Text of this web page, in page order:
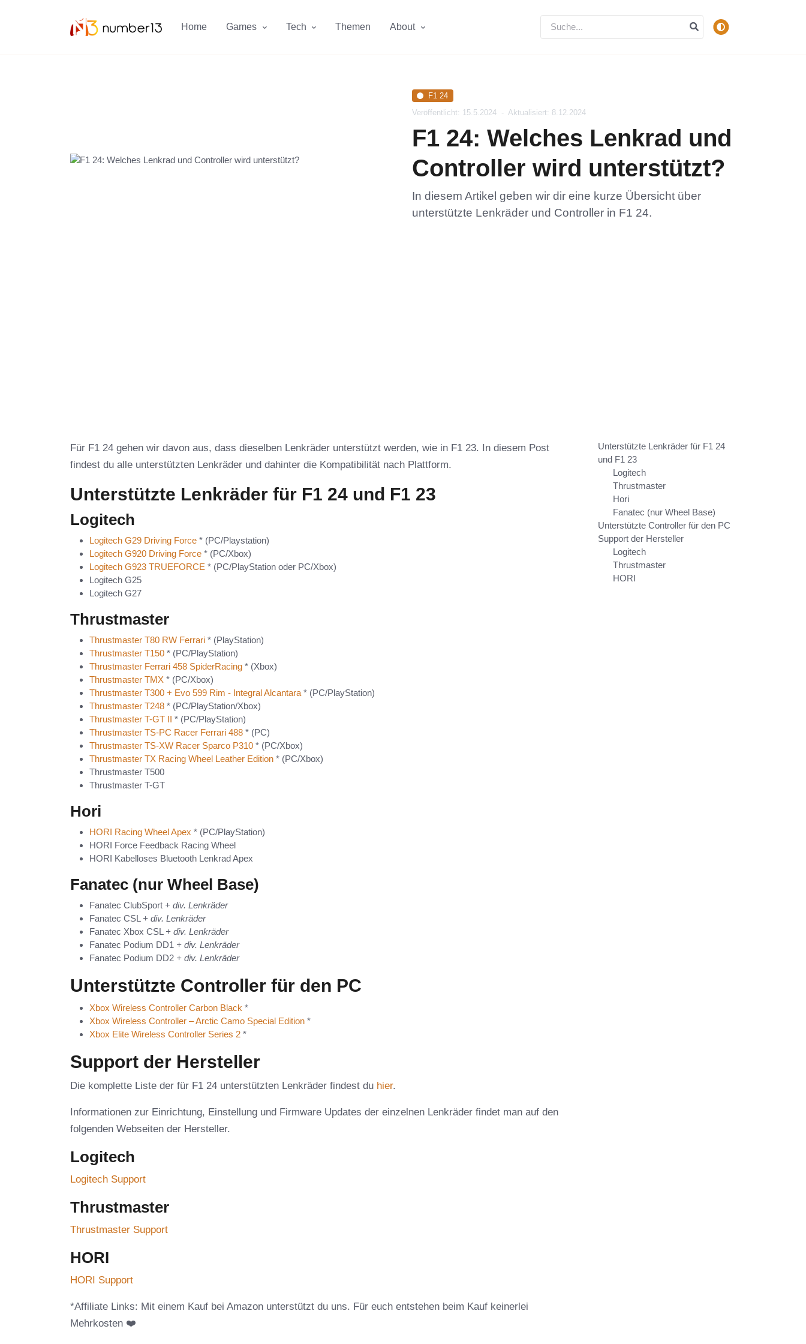
Home Games Tech Themen About
F1 24
Veröffentlicht: 15.5.2024 - Aktualisiert: 8.12.2024
F1 24: Welches Lenkrad und
Controller wird unterstützt?
In diesem Artikel geben wir dir eine kurze Übersicht über
unterstützte Lenkräder und Controller in F1 24.
Für F1 24 gehen wir davon aus, dass dieselben Lenkräder unterstützt werden, wie in F1 23. In diesem Post
findest du alle unterstützten Lenkräder und dahinter die Kompatibilität nach Plattform.
Unterstützte Lenkräder für F1 24 und F1 23
Logitech
Logitech G29 Driving Force * (PC/Playstation)
Logitech G920 Driving Force * (PC/Xbox)
Logitech G923 TRUEFORCE * (PC/PlayStation oder PC/Xbox)
Logitech G25
Logitech G27
Thrustmaster
Thrustmaster T80 RW Ferrari * (PlayStation)
Thrustmaster T150 * (PC/PlayStation)
Thrustmaster Ferrari 458 SpiderRacing * (Xbox)
Thrustmaster TMX * (PC/Xbox)
Thrustmaster T300 + Evo 599 Rim - Integral Alcantara * (PC/PlayStation)
Thrustmaster T248 * (PC/PlayStation/Xbox)
Thrustmaster T-GT II * (PC/PlayStation)
Thrustmaster TS-PC Racer Ferrari 488 * (PC)
Thrustmaster TS-XW Racer Sparco P310 * (PC/Xbox)
Thrustmaster TX Racing Wheel Leather Edition * (PC/Xbox)
Thrustmaster T500
Thrustmaster T-GT
Hori
HORI Racing Wheel Apex * (PC/PlayStation)
HORI Force Feedback Racing Wheel
HORI Kabelloses Bluetooth Lenkrad Apex
Fanatec (nur Wheel Base)
Fanatec ClubSport + div. Lenkräder
Fanatec CSL + div. Lenkräder
Fanatec Xbox CSL + div. Lenkräder
Fanatec Podium DD1 + div. Lenkräder
Fanatec Podium DD2 + div. Lenkräder
Unterstützte Controller für den PC
Xbox Wireless Controller Carbon Black *
Xbox Wireless Controller – Arctic Camo Special Edition *
Xbox Elite Wireless Controller Series 2 *
Support der Hersteller
Die komplette Liste der für F1 24 unterstützten Lenkräder findest du hier.
Informationen zur Einrichtung, Einstellung und Firmware Updates der einzelnen Lenkräder findet man auf den
folgenden Webseiten der Hersteller.
Logitech
Logitech Support
Thrustmaster
Thrustmaster Support
HORI
HORI Support
*Affiliate Links: Mit einem Kauf bei Amazon unterstützt du uns. Für euch entstehen beim Kauf keinerlei
Mehrkosten ❤️
Unterstützte Lenkräder für F1 24
und F1 23
Logitech
Thrustmaster
Hori
Fanatec (nur Wheel Base)
Unterstützte Controller für den PC
Support der Hersteller
Logitech
Thrustmaster
HORI